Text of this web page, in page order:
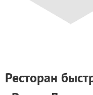
Ресторан